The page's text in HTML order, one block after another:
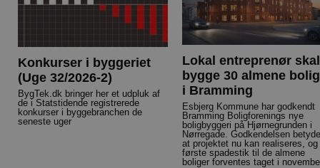
Konkurser i byggeriet
(Uge 32/2026-2)
BygTek.dk bringer her et udpluk af
de i Statstidende registrerede
konkurser i byggebranchen de
seneste uger
Lokal entreprenør skal
bygge 30 almene
i Bramming
Esbjerg Kommune har godkendt
Bramming Boligforenings nye
boligbyggeri på Hjørnegrunden i
Nørregade. Godkendelsen
at projektet nu kan realiseres, og
første spadestik til de almene
boliger forventes taget i